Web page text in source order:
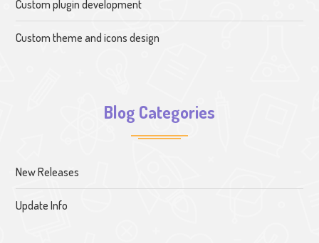
Custom plugin development
Custom theme and icons design
Blog Categories
New Releases
Update Info